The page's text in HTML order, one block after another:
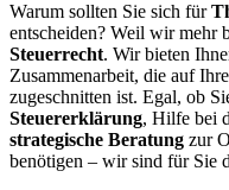
Warum sollten Sie sich für
entscheiden? Weil wir mehr
Steuerrecht. Wir bieten
Zusammenarbeit, die auf
zugeschnitten ist. Egal, ob
Steuererklärung, Hilfe bei
strategische Beratung zur
benötigen – wir sind für Sie